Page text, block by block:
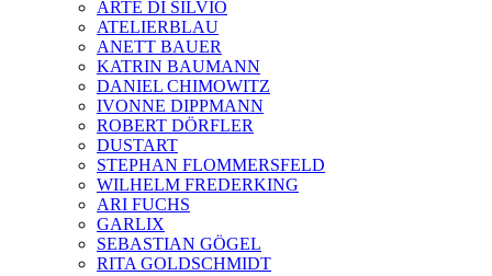
ARTE DI SILVIO
ATELIERBLAU
ANETT BAUER
KATRIN BAUMANN
DANIEL CHIMOWITZ
IVONNE DIPPMANN
ROBERT DÖRFLER
DUSTART
STEPHAN FLOMMERSFELD
WILHELM FREDERKING
ARI FUCHS
GARLIX
SEBASTIAN GÖGEL
RITA GOLDSCHMIDT